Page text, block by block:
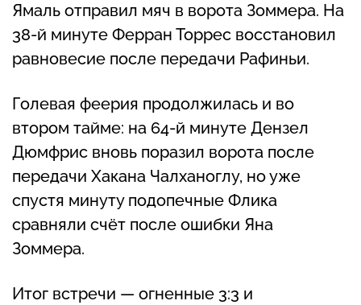
Ямаль отправил мяч в ворота Зоммера. На
38-й минуте Ферран Торрес восстановил
равновесие после передачи Рафиньи.
Голевая феерия продолжилась и во
втором тайме: на 64-й минуте Дензел
Дюмфрис вновь поразил ворота после
передачи Хакана Чалханоглу, но уже
спустя минуту подопечные Флика
сравняли счёт после ошибки Яна
Зоммера.
Итог встречи — огненные 3:3 и